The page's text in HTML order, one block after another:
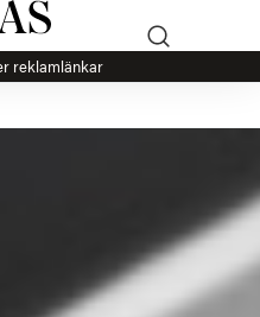
reklamlänkar